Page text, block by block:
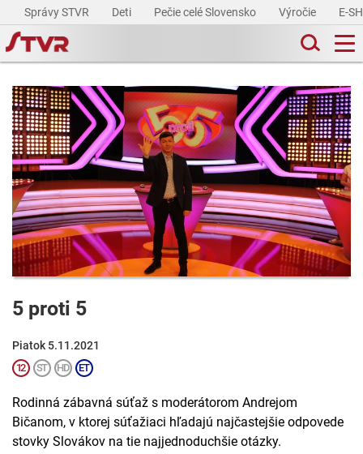
Správy STVR Deti Pečie celé Slovensko Výročie E-
5 proti 5
Piatok 5.11.2021
Rodinná zábavná súťaž s moderátorom Andrejom
Bičanom, v ktorej súťažiaci hľadajú najčastejšie odpovede
stovky Slovákov na tie najjednoduchšie otázky.